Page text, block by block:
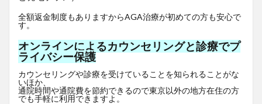
全額返金制度もありますからAGA治療が初めての方も安心で
す。
オンラインによるカウンセリングと診療でプ
ライバシー保護
カウンセリングや診療を受けていることを知られることがな
いほか、
通院時間や通院費を節約できるので東京以外の地方在住の方
でも手軽に利用できますよ。